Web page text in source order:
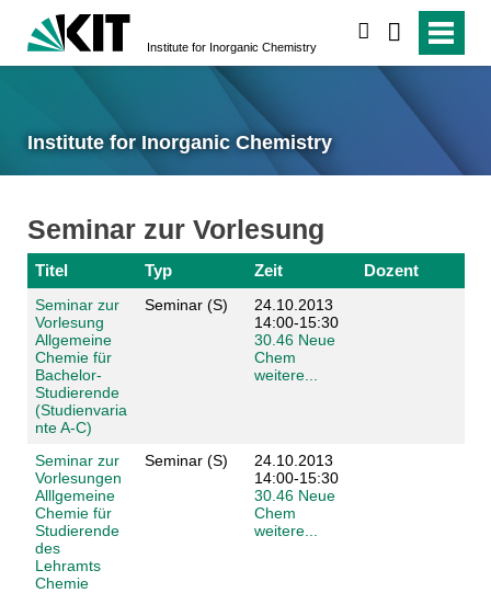
Institute for Inorganic Chemistry
Institute for Inorganic Chemistry
Seminar zur Vorlesung
Titel Typ Zeit Dozent
Seminar zur
Vorlesung
Allgemeine
Chemie für
Bachelor-
Studierende
(Studienvaria
nte A-C)
Seminar (S)
24.10.2013
14:00-15:30
30.46 Neue
Chem
weitere...
Seminar zur
Vorlesungen
Alllgemeine
Chemie für
Studierende
des
Lehramts
Chemie
Seminar (S)
24.10.2013
14:00-15:30
30.46 Neue
Chem
weitere...